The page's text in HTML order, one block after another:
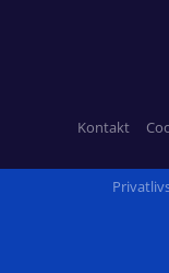
Kontakt